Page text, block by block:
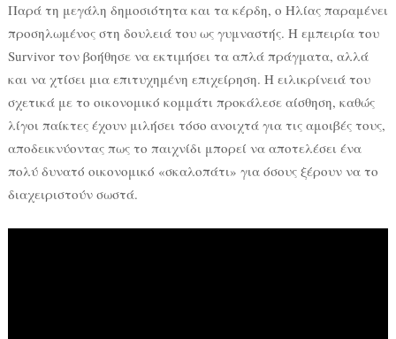
Παρά τη μεγάλη δημοσιότητα και τα κέρδη, ο Ηλίας παραμένει
προσηλωμένος στη δουλειά του ως γυμναστής. Η εμπειρία του
Survivor τον βοήθησε να εκτιμήσει τα απλά πράγματα, αλλά
και να χτίσει μια επιτυχημένη επιχείρηση. Η ειλικρίνειά του
σχετικά με το οικονομικό κομμάτι προκάλεσε αίσθηση, καθώς
λίγοι παίκτες έχουν μιλήσει τόσο ανοιχτά για τις αμοιβές τους,
αποδεικνύοντας πως το παιχνίδι μπορεί να αποτελέσει ένα
πολύ δυνατό οικονομικό «σκαλοπάτι» για όσους ξέρουν να το
διαχειριστούν σωστά.